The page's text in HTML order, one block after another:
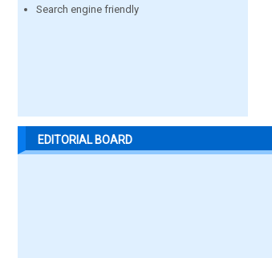
Search engine friendly
EDITORIAL BOARD